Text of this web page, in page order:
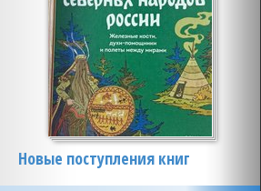
Новые поступления книг